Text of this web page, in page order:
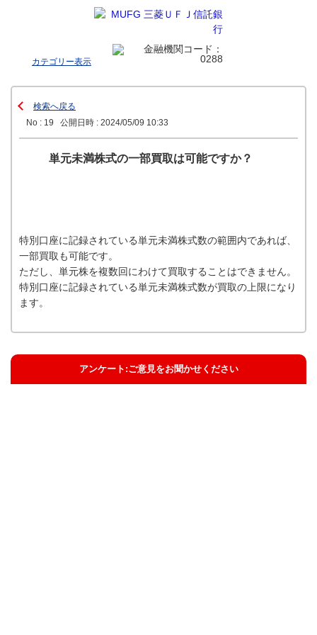
カテゴリー表示
検索へ戻る
No : 19
公開日時 : 2024/05/09 10:33
単元未満株式の一部買取は可能ですか？
特別口座に記録されている単元未満株式数の範囲内であれば、
一部買取も可能です。
ただし、単元株を複数回にわけて買取することはできません。
特別口座に記録されている単元未満株式数が買取の上限になり
ます。
アンケート:ご意見をお聞かせください